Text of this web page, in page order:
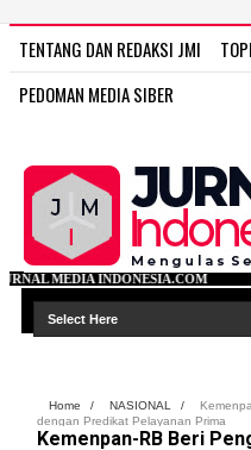
TENTANG DAN REDAKSI JMI
PEDOMAN MEDIA SIBER
Home / NASIONAL /
dengan Predikat Pelayanan Prima
Kemenpan-RB Beri